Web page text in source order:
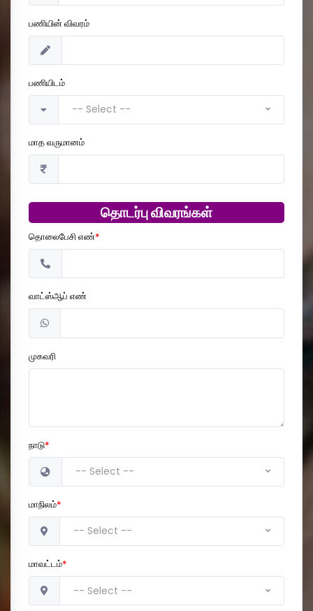
பணியின் விவரம்
பணியிடம்
-- Select --
மாத வருமானம்
தொடர்பு விவரங்கள்
தொலைபேசி எண்*
வாட்ஸ்ஆப் எண்
முகவரி
நாடு*
-- Select --
மாநிலம்*
-- Select --
மாவட்டம்*
-- Select --